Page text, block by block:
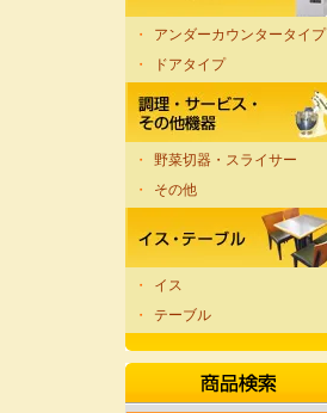
・
アンダーカウンタータイプ
・
ドアタイプ
・
野菜切器・スライサー
・
その他
・
イス
・
テーブル